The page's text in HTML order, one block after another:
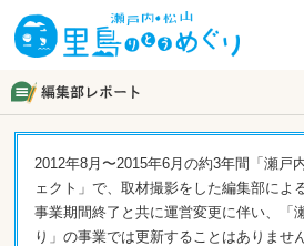
2012年8月〜2015年6月の約3年間「瀬戸
ェクト」で、取材撮影をした編集部によ
事業期間終了と共に運営変更に伴い、「
り」の事業では更新することはありませ